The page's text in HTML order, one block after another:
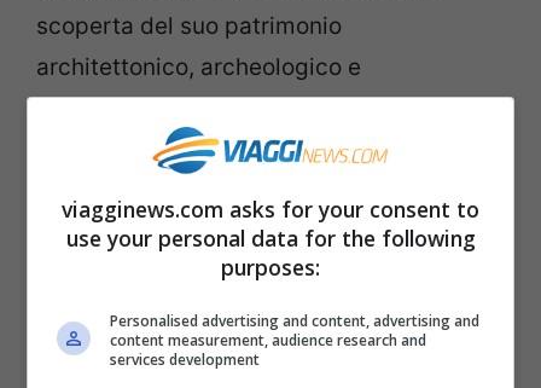
scoperta del suo patrimonio
architettonico, archeologico e
naturalistico. In programma anche stand
dedicati all’artigianato, mostre. eventi
bambini.
Acqualagna (Pesaro-Urbino), 23, 29, 30 e
viagginews.com asks for your consent to
use your personal data for the following
purposes:
Personalised advertising and content, advertising and
content measurement, audience research and
services development